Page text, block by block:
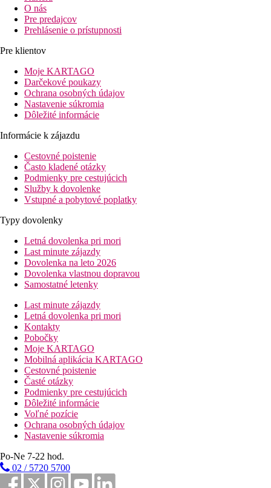
O nás
Pre predajcov
Prehlásenie o prístupnosti
Pre klientov
Moje KARTAGO
Darčekové poukazy
Ochrana osobných údajov
Nastavenie súkromia
Dôležité informácie
Informácie k zájazdu
Cestovné poistenie
Často kladené otázky
Podmienky pre cestujúcich
Služby k dovolenke
Vstupné a pobytové poplatky
Typy dovolenky
Letná dovolenka pri mori
Last minute zájazdy
Dovolenka na leto 2026
Dovolenka vlastnou dopravou
Samostatné letenky
Last minute zájazdy
Letná dovolenka pri mori
Kontakty
Pobočky
Moje KARTAGO
Mobilná aplikácia KARTAGO
Cestovné poistenie
Časté otázky
Podmienky pre cestujúcich
Dôležité informácie
Voľné pozície
Ochrana osobných údajov
Nastavenie súkromia
Po-Ne 7-22 hod.
02 / 5720 5700